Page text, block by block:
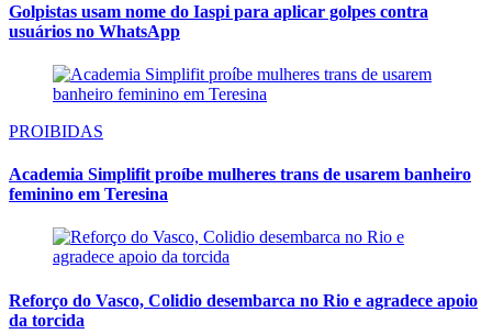
Golpistas usam nome do Iaspi para aplicar golpes contra
usuários no WhatsApp
PROIBIDAS
Academia Simplifit proíbe mulheres trans de usarem banheiro
feminino em Teresina
Reforço do Vasco, Colidio desembarca no Rio e agradece apoio
da torcida